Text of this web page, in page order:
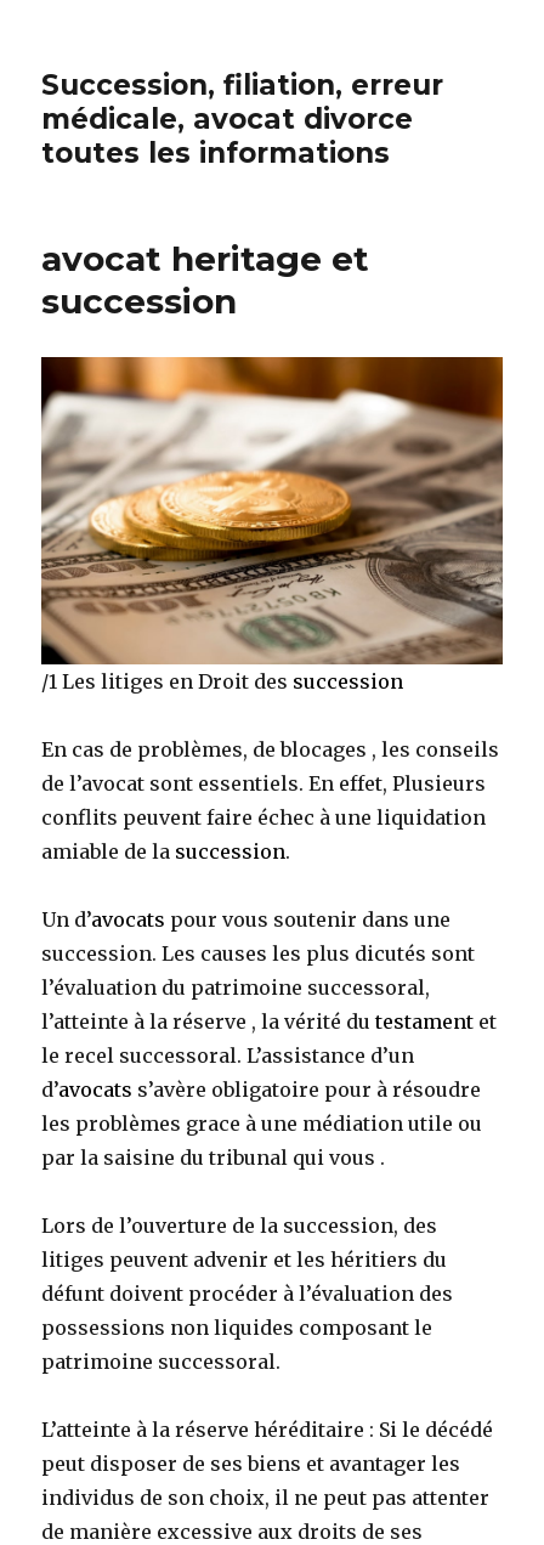
Succession, filiation, erreur
médicale, avocat divorce
toutes les informations
avocat heritage et
succession
/1 Les litiges en Droit des succession
En cas de problèmes, de blocages , les conseils
de l’avocat sont essentiels. En effet, Plusieurs
conflits peuvent faire échec à une liquidation
amiable de la succession.
Un d’avocats pour vous soutenir dans une
succession. Les causes les plus dicutés sont
l’évaluation du patrimoine successoral,
l’atteinte à la réserve , la vérité dutestament et
le recel successoral. L’assistance d’un
d’avocats s’avère obligatoire pour à résoudre
les problèmes grace à une médiation utile ou
par la saisine du tribunal qui vous .
Lors de l’ouverture de la succession, des
litiges peuvent advenir et les héritiers du
défunt doivent procéder à l’évaluation des
possessions non liquides composant le
patrimoine successoral.
L’atteinte à la réserve héréditaire : Si le décédé
peut disposer de ses biens et avantager les
individus de son choix, il ne peut pas attenter
de manière excessive aux droits de ses